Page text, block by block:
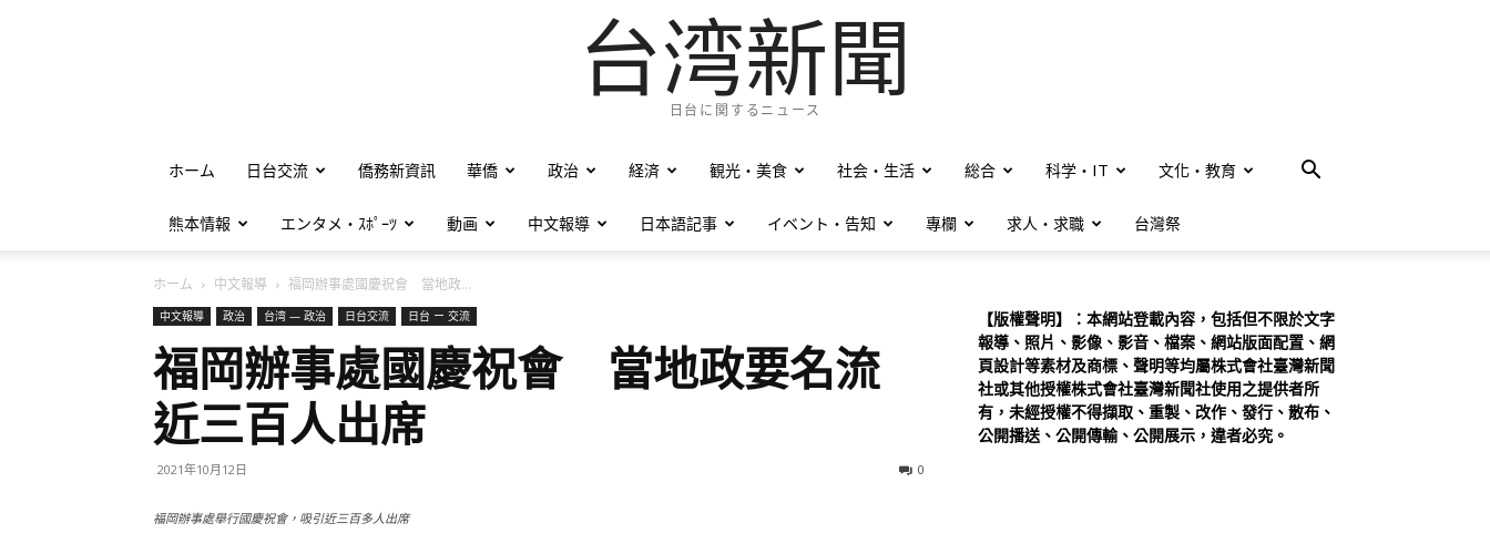
台湾新聞
日台に関するニュース
ホーム 日台交流 僑務新資訊 華僑 政治 経済 観光・美食 社会・生活 総合 科学・IT 文化・教育
熊本情報 エンタメ・ｽﾎﾟｰﾂ 動画 中文報導 日本語記事 イベント・告知 專欄 求人・求職 台灣祭
ホーム 中文報導 福岡辦事處國慶祝會 當地政...
中文報導 政治 台湾 — 政治 日台交流 日台 ー 交流
福岡辦事處國慶祝會 當地政要名流
近三百人出席
2021年10月12日 0
福岡辦事處舉行國慶祝會，吸引近三百多人出席
【版權聲明】：本網站登載內容，包括但不限於文字
報導、照片、影像、影音、檔案、網站版面配置、網
頁設計等素材及商標、聲明等均屬株式會社臺灣新聞
社或其他授權株式會社臺灣新聞社使用之提供者所
有，未經授權不得擷取、重製、改作、發行、散布、
公開播送、公開傳輸、公開展示，違者必究。